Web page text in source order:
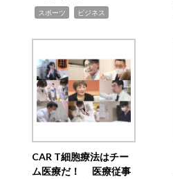
スポーツ ビジネス
CAR T細胞療法はチー
ム医療だ！ 医療従事